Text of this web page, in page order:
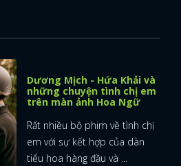
Dương Mịch - Hứa Khải và
những chuyện tình chị em
trên màn ảnh Hoa Ngữ
Rất nhiều bộ phim về tình chị
em với sự kết hợp của dàn
tiểu hoa hàng đầu và ...